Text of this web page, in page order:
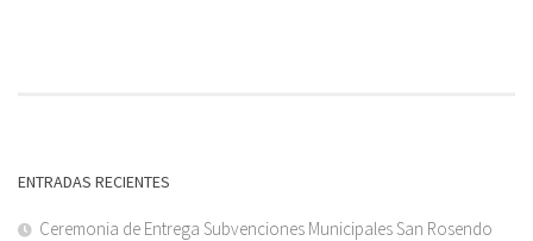
ENTRADAS RECIENTES
Ceremonia de Entrega Subvenciones Municipales San Rosendo